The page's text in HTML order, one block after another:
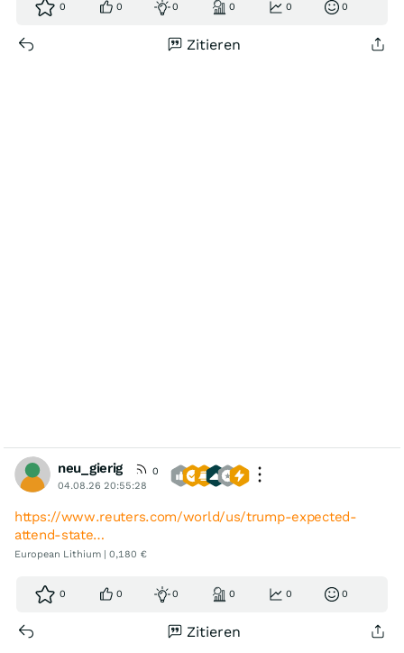
0 0 0 0 0 0
Zitieren
neu_gierig
0
04.08.26 20:55:28
https://www.reuters.com/world/us/trump-expected-
attend-state…
European Lithium | 0,180 €
0 0 0 0 0 0
Zitieren